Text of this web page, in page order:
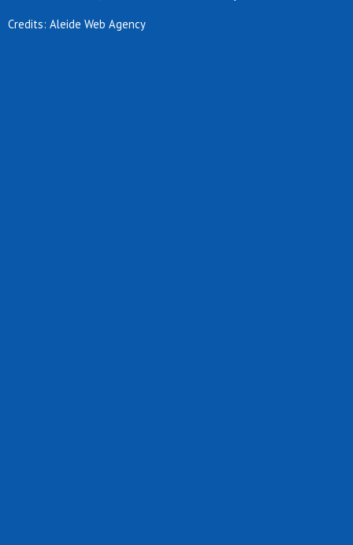
Credits: Aleide Web Agency